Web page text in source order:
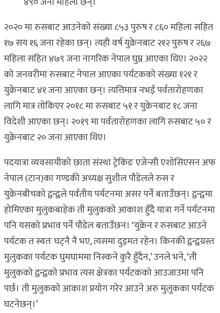
२०२० मा रुसबाट आउनेको संख्या ८५३ पुरुष र ८६० महिला सहित
१७ सय १६ जना रहेका छन्। त्यही वर्ष युक्रेनबाट २१२ पुरुष र २६७
महिला सहित ४७९ जना नागरिक नेपाल घुम्न आएका थिए। २०२२
को जनवरीमा रुसबाट नेपाल आएका पर्यटकको संख्या १२१ र
युक्रेनबाट ४१ जना आएका छन्। त्यत्तिमात्र नभई पर्वतारोहणका
लागि मात्र तोकिएर २०१८ मा रुसबाट ५१ र युक्रेनबाट १८ जना
विदेशी आएका छन्। २०१९ मा पर्वतारोहणका लागि रुसबाट ५० र
युक्रेनबाट २० जना आएका थिए।
पदयात्रा व्यवसायीको छाता संस्था ट्रेकिङ एजेन्सी एशोसिएसन अफ
नेपाल (टान)का गण्डकी अध्यक्ष सुशील पौडेलले रुस र
युक्रेनबीचको द्वन्द्वले पर्वतीय पर्यटनमा असर पर्ने बताउँछन्। द्वन्द्वमा
होमिएका मुलुकबाहेक ती मुलुकको आकाश हुँदै यात्रा गर्ने पर्यटनमा
पनि यसको प्रभाव पर्ने पौडेल बताउँछन। ‘युक्रेन र रुसबाट आउने
पर्यटक त स्वतः घट्नै नै भए, त्यसमा दुइमत रहेन। किनकी द्वन्द्वग्रस्त
मुलुकका पर्यटक घुमघाममा निस्कने कुरै हुँदैन,’ उनले भने, ‘ती
मुलुकको द्वन्द्वको प्रभाव त्यस क्षेत्रका पर्यटकको आउजाउमा पनि
पर्छ। ती मुलुकको आकाश प्रयोग गरेर आउने अरु मुलुकका पर्यटक
घटनेछन्।’